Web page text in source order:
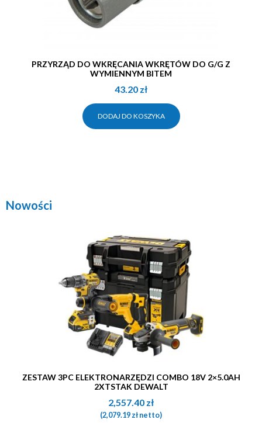
PRZYRZĄD DO WKRĘCANIA WKRĘTÓW DO G/G Z
WYMIENNYM BITEM
43.20 zł
DODAJ DO KOSZYKA
Nowości
ZESTAW 3PC ELEKTRONARZĘDZI COMBO 18V 2×5.0AH
2XTSTAK DEWALT
2,557.40 zł
(2,079.19złnetto)